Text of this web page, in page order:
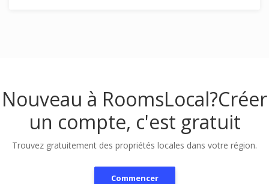
Nouveau à RoomsLocal?Créer
un compte, c'est gratuit
Trouvez gratuitement des propriétés locales dans votre région.
Commencer